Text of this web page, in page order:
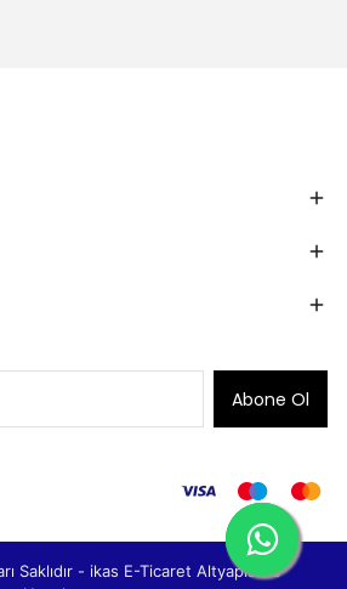
Abone Ol
Saklıdır - ikas E-Ticaret Altyapısı ile